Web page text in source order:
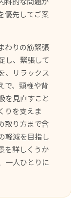
優先してご案
わりの筋緊張
し、緊張して
、リラックス
で、頸椎や背
を見直すこと
りを支えま
取り方まで含
軽減を目指し
を詳しくうか
一人ひとりに